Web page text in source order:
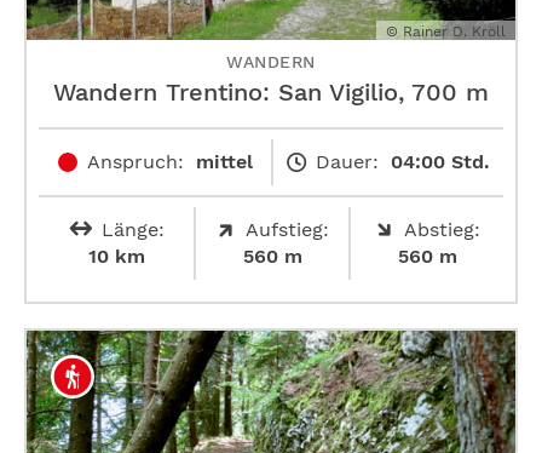
© Rainer D. Kröll
WANDERN
Wandern Trentino: San Vigilio, 700 m
Anspruch: mittel Dauer: 04:00 Std.
Länge:
10 km
Aufstieg:
560 m
Abstieg:
560 m